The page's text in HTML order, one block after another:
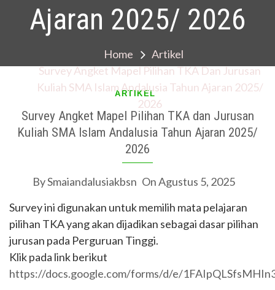
Ajaran 2025/ 2026
Home
Artikel
Survey Angket Mapel Pilihan TKA Dan Jurusan
Kuliah SMA Islam Andalusia Tahun Ajaran 2025/
2026
ARTIKEL
Survey Angket Mapel Pilihan TKA dan Jurusan
Kuliah SMA Islam Andalusia Tahun Ajaran 2025/
2026
BySmaiandalusiakbsn OnAgustus 5, 2025
Survey ini digunakan untuk memilih mata pelajaran
pilihan TKA yang akan dijadikan sebagai dasar pilihan
jurusan pada Perguruan Tinggi.
Klik pada link berikut
https://docs.google.com/forms/d/e/